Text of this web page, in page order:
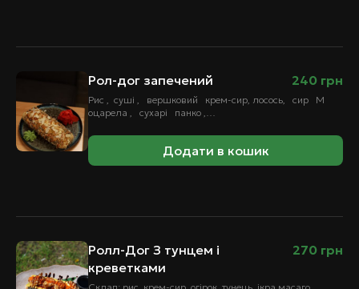
Рол-дог запечений 240 грн
Рис , суші , вершковий крем-сир, лосось, сир М
оцарела , сухарі панко ,…
Додати в кошик
Ролл-Дог З тунцем і
креветками
270 грн